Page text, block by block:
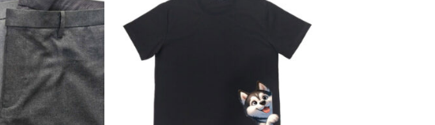
Add to
Wishlist
Add to
Wishlist